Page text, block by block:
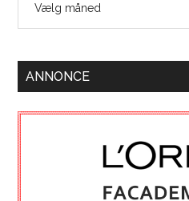
ANNONCE